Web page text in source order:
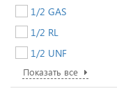
1/2 GAS
1/2 RL
1/2 UNF
Показать все